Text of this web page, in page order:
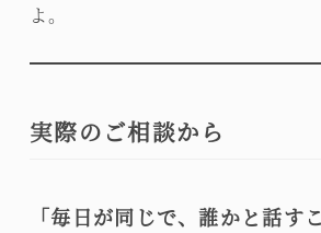
よ。
実際のご相談から
「毎日が同じで、誰かと話す